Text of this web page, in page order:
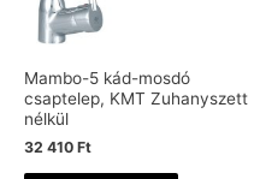
Mambo-5 kád-mosdó
csaptelep, KMT Zuhanyszett
nélkül
32 410 Ft